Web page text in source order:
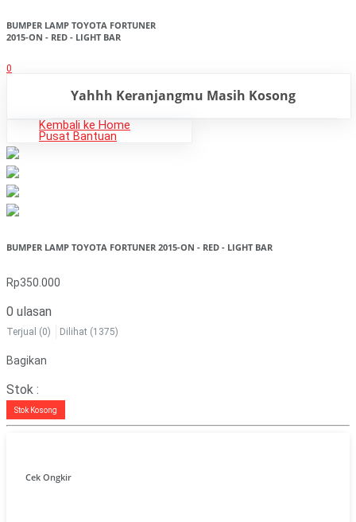
BUMPER LAMP TOYOTA FORTUNER
2015-ON - RED - LIGHT BAR
0
Yahhh Keranjangmu Masih Kosong
Kembali ke Home
Pusat Bantuan
BUMPER LAMP TOYOTA FORTUNER 2015-ON - RED - LIGHT BAR
Rp350.000
0 ulasan
Terjual (0) Dilihat (1375)
Bagikan
Stok :
Stok Kosong
Cek Ongkir